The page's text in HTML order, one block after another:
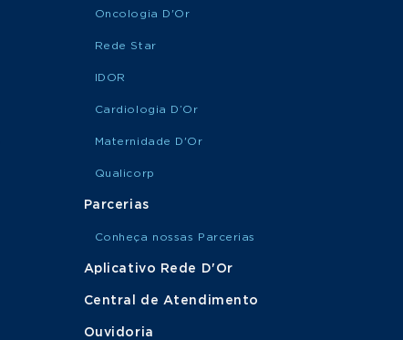
Oncologia D'Or
Rede Star
IDOR
Cardiologia D’Or
Maternidade D'Or
Qualicorp
Parcerias
Conheça nossas Parcerias
Aplicativo Rede D'Or
Central de Atendimento
Ouvidoria